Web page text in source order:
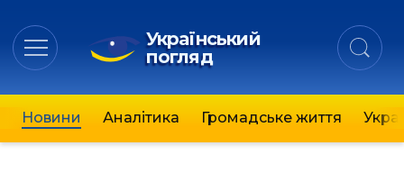
Український
погляд
Новини Аналітика Громадське життя